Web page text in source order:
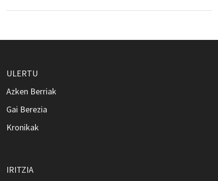
ULERTU
Azken Berriak
Gai Berezia
Kronikak
IRITZIA